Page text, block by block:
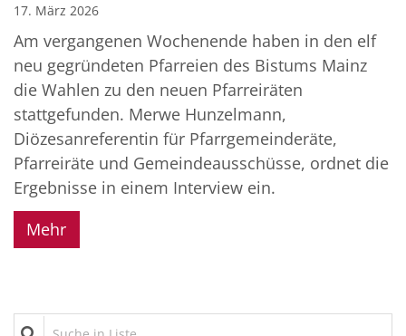
17. März 2026
Am vergangenen Wochenende haben in den elf
neu gegründeten Pfarreien des Bistums Mainz
die Wahlen zu den neuen Pfarreiräten
stattgefunden. Merwe Hunzelmann,
Diözesanreferentin für Pfarrgemeinderäte,
Pfarreiräte und Gemeindeausschüsse, ordnet die
Ergebnisse in einem Interview ein.
Mehr
Suche in Liste